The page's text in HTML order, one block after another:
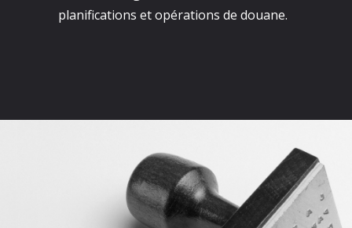
planifications et opérations de douane.